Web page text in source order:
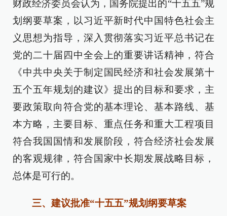
财政经济委员会认为，国务院提出的“十五五”规
划纲要草案，以习近平新时代中国特色社会主
义思想为指导，深入贯彻落实习近平总书记在
党的二十届四中全会上的重要讲话精神，符合
《中共中央关于制定国民经济和社会发展第十
五个五年规划的建议》提出的目标和要求，主
要政策取向符合党的基本理论、基本路线、基
本方略，主要目标、重点任务和重大工程项目
符合我国国情和发展阶段，符合经济社会发展
的客观规律，符合国家中长期发展战略目标，
总体是可行的。
三、建议批准“十五五”规划纲要草案